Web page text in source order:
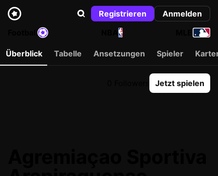
Registrieren
Anmelden
NBA
Überblick Tabelle Ansetzungen Spieler
Jetzt spielen